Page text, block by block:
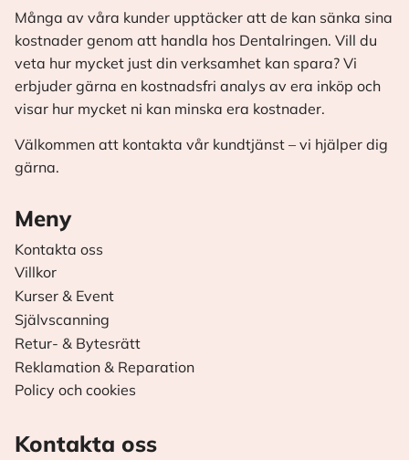
Många av våra kunder upptäcker att de kan sänka sina
kostnader genom att handla hos Dentalringen. Vill du
veta hur mycket just din verksamhet kan spara? Vi
erbjuder gärna en kostnadsfri analys av era inköp och
visar hur mycket ni kan minska era kostnader.
Välkommen att kontakta vår kundtjänst – vi hjälper dig
gärna.
Meny
Kontakta oss
Villkor
Kurser & Event
Självscanning
Retur- & Bytesrätt
Reklamation & Reparation
Policy och cookies
Kontakta oss